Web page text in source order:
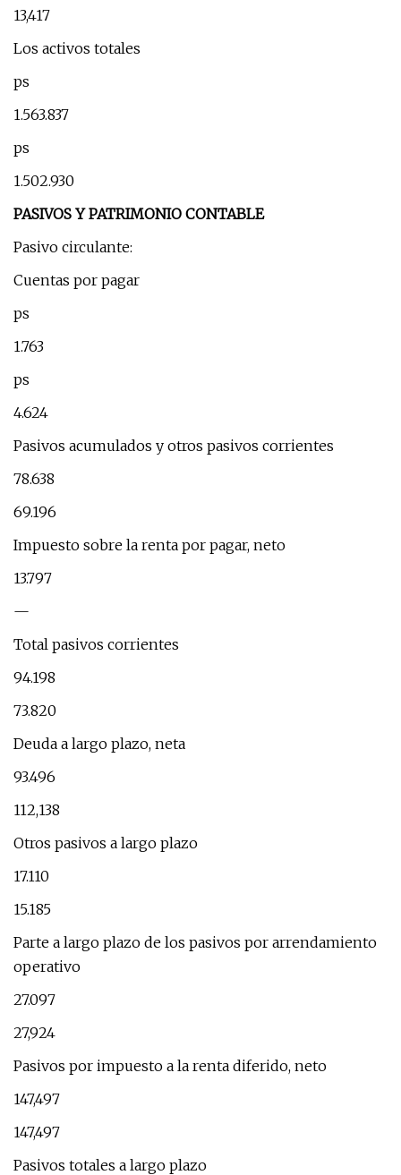
13,417
Los activos totales
ps
1.563.837
ps
1.502.930
PASIVOS Y PATRIMONIO CONTABLE
Pasivo circulante:
Cuentas por pagar
ps
1.763
ps
4.624
Pasivos acumulados y otros pasivos corrientes
78.638
69.196
Impuesto sobre la renta por pagar, neto
13.797
—
Total pasivos corrientes
94.198
73.820
Deuda a largo plazo, neta
93.496
112,138
Otros pasivos a largo plazo
17.110
15.185
Parte a largo plazo de los pasivos por arrendamiento
operativo
27.097
27,924
Pasivos por impuesto a la renta diferido, neto
147,497
147,497
Pasivos totales a largo plazo